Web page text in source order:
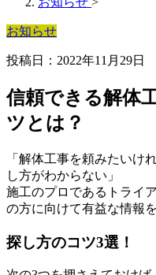
お知らせ
投稿日：2022年11月29日
信頼できる解体
ツとは？
「解体工事を頼みたいけ
し方がわからない」
施工のプロであるトライ
の方に向けて有益な情報
探し方のコツ3選！